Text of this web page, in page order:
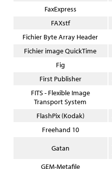
FaxExpress
FAXstf
Fichier Byte Array Header
Fichier image QuickTime
Fig
First Publisher
FITS - Flexible Image
Transport System
FlashPix (Kodak)
Freehand 10
Gatan
GEM-Metafile